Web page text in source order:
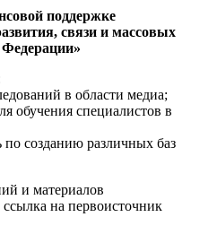
поддержке
связи и массовых
в области медиа;
обучения специалистов в
по созданию различных баз
и материалов
на первоисточник